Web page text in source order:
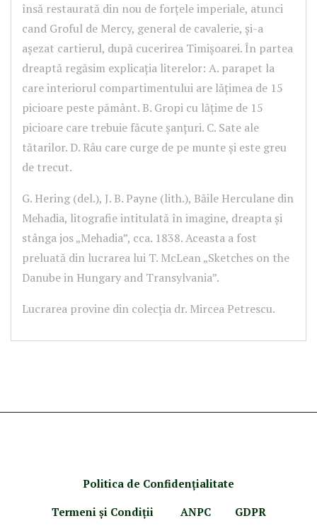
însă restaurată din nou de forțele imperiale, atunci
cand Groful de Mercy, general de cavalerie, și-a
așezat cartierul, după cucerirea Timișoarei. În partea
dreaptă regăsim explicația literelor: A. parapet la
care interiorul compartimentului are lățimea de 15
picioare peste pământ. B. Gropi cu lățime de 15
picioare care trebuie făcute șanțuri. C. Sate ale
tătarilor. D. Râu care curge de pe munte și este greu
de trecut.
G. Hering (del.), J. B. Payne (lith.), Băile Herculane din
Mehadia, litografie intitulată în imagine, dreapta și
stânga jos „Mehadia”, cca. 1838. Aceasta a fost
preluată din lucrarea lui T. McLean „Sketches on the
Danube in Hungary and Transylvania”.
Lucrarea provine din colecția dr. Mircea Petrescu.
Politica de Confidenţialitate
Termeni şi Condiţii
ANPC
GDPR